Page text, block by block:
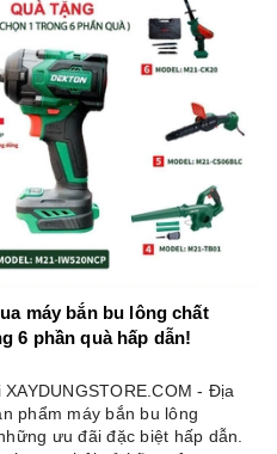
máy bắn bu lông chất
6 phần quà hấp dẫn!
- Địa
phẩm máy bắn bu lông
ưu đãi đặc biệt hấp dẫn.